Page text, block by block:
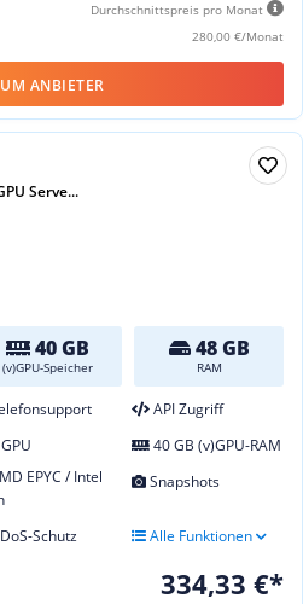
Durchschnittspreis pro Monat
280,00 €/Monat
ANBIETER
Serve...
40 GB
(v)GPU-Speicher
48 GB
RAM
API Zugriff
40 GB (v)GPU-RAM
EPYC / Intel
Snapshots
Schutz Alle Funktionen
334,33 €*